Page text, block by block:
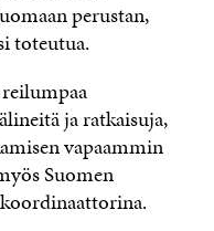
perustan,
toteutua.
ja ratkaisuja,
vapaammin
Suomen